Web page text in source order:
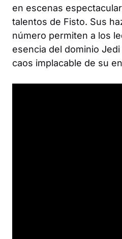
en escenas
talentos de Fisto. Sus
número permiten a los
esencia del dominio
caos implacable de su